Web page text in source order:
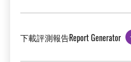
下載評測報告Report Generator